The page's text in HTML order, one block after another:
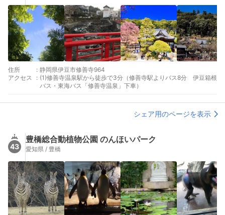
住所 : 静岡県伊豆市修善寺964
アクセス
: (1)修善寺温泉駅から徒歩で3分（修善寺駅よりバス8分 伊豆箱根
バス・東海バス「修善寺温泉」下車）
シェア用のページを表示
43
豊橋総合動植物公園 のんほいパーク
愛知県 / 豊橋